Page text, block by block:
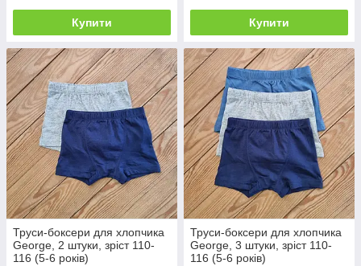
Купити Купити
Труси-боксери для хлопчика
George, 2 штуки, зріст 110-
116 (5-6 років)
Труси-боксери для хлопчика
George, 3 штуки, зріст 110-
116 (5-6 років)